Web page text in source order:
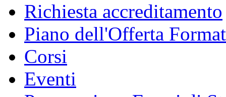
Richiesta accreditamento
Piano dell'Offerta
Corsi
Eventi